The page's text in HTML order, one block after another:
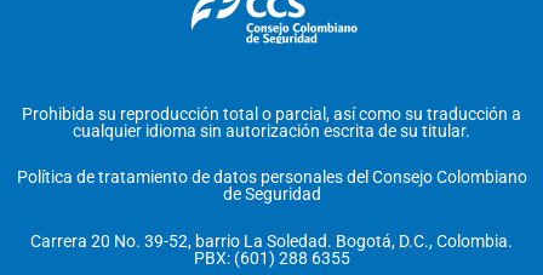
Prohibida su reproducción total o parcial, así como su traducción a
cualquier idioma sin autorización escrita de su titular.
Política de tratamiento de datos personales del Consejo Colombiano
de Seguridad
Carrera 20 No. 39-52, barrio La Soledad. Bogotá, D.C., Colombia.
PBX: (601) 288 6355